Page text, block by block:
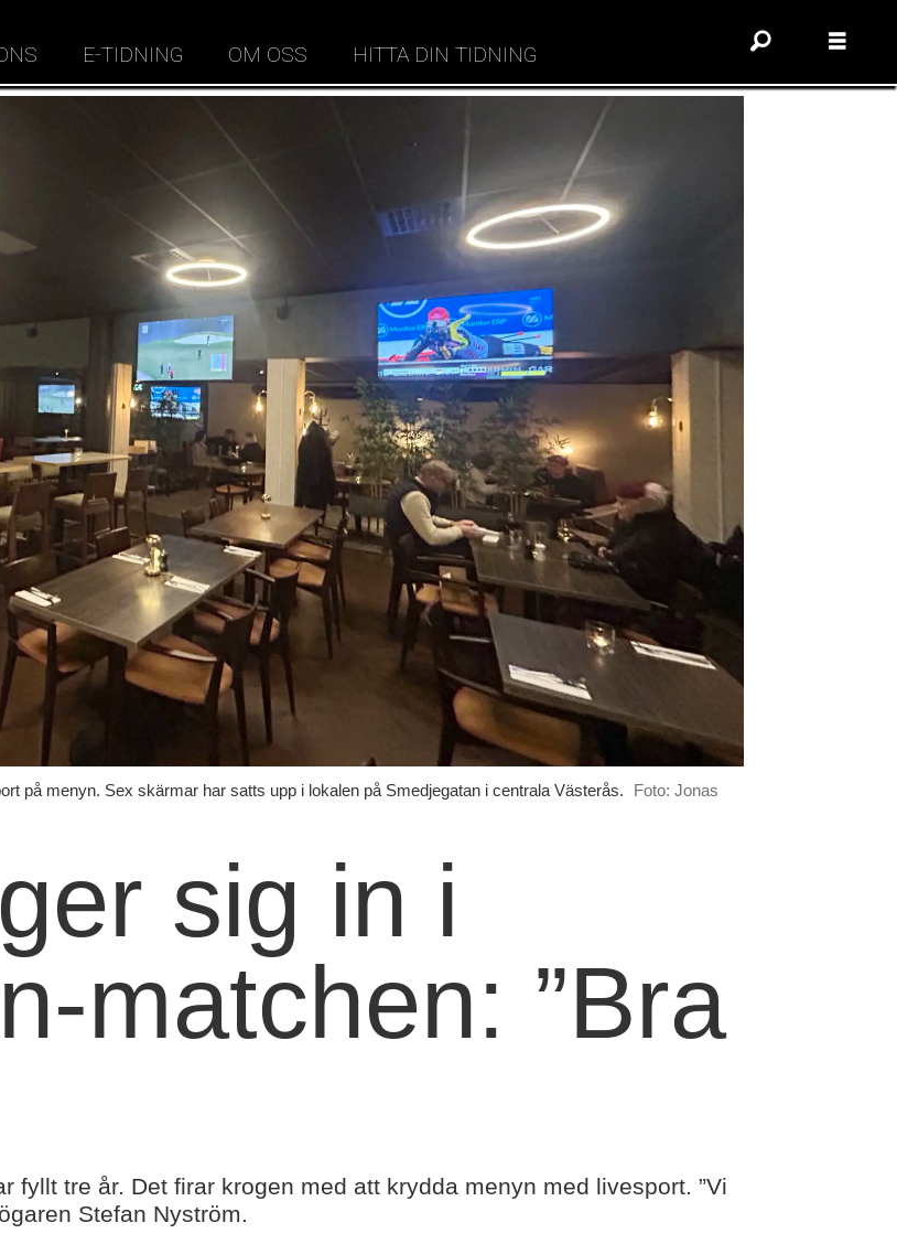
E-TIDNING OM OSS HITTA DIN TIDNING
på menyn. Sex skärmar har satts upp i lokalen på Smedjegatan i centrala Västerås.
Foto: Jonas
sig in i
matchen: ”Bra
fyllt tre år. Det firar krogen med att krydda menyn med livesport. ”Vi
Stefan Nyström.